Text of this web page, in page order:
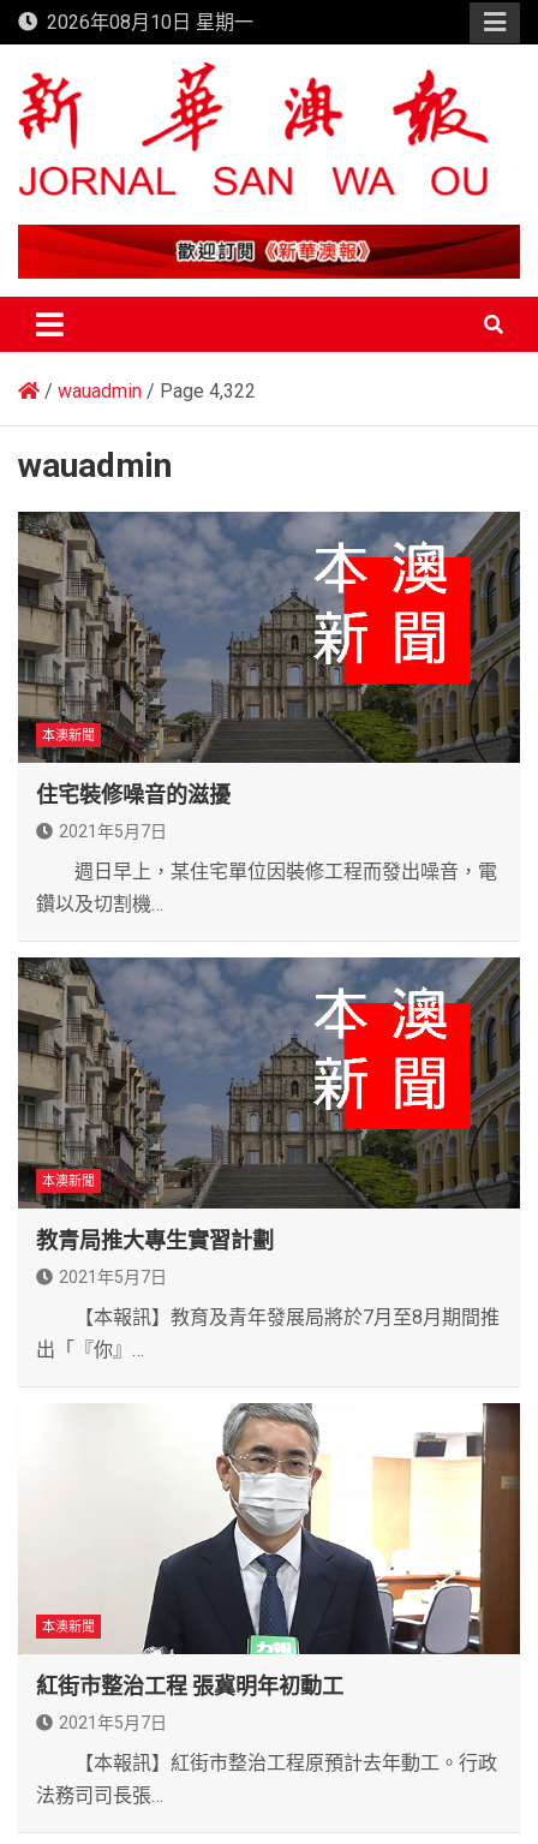
Skip
to
content
2026年08月10日 星期一
新華澳報
wauadmin Page 4,322
wauadmin
本澳新聞
住宅裝修噪音的滋擾
2021年5月7日
週日早上，某住宅單位因裝修工程而發出噪音，電
鑽以及切割機…
本澳新聞
教青局推大專生實習計劃
2021年5月7日
【本報訊】教育及青年發展局將於7月至8月期間推
出「『你』…
本澳新聞
紅街市整治工程 張冀明年初動工
2021年5月7日
【本報訊】紅街市整治工程原預計去年動工。行政
法務司司長張…